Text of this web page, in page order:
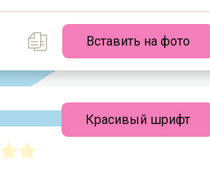
Вставить на фото
Красивый шрифт